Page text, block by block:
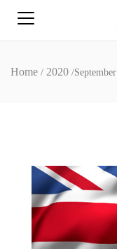
Home / 2020 /September